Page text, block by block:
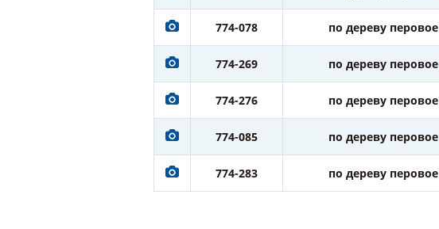
774-078 по дереву перовое
774-269 по дереву перовое
774-276 по дереву перовое
774-085 по дереву перовое
774-283 по дереву перовое